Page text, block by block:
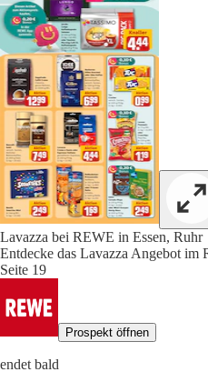
Lavazza bei REWE in Essen, Ruhr
Entdecke das Lavazza Angebot
Seite 19
Prospekt öffnen
endet bald